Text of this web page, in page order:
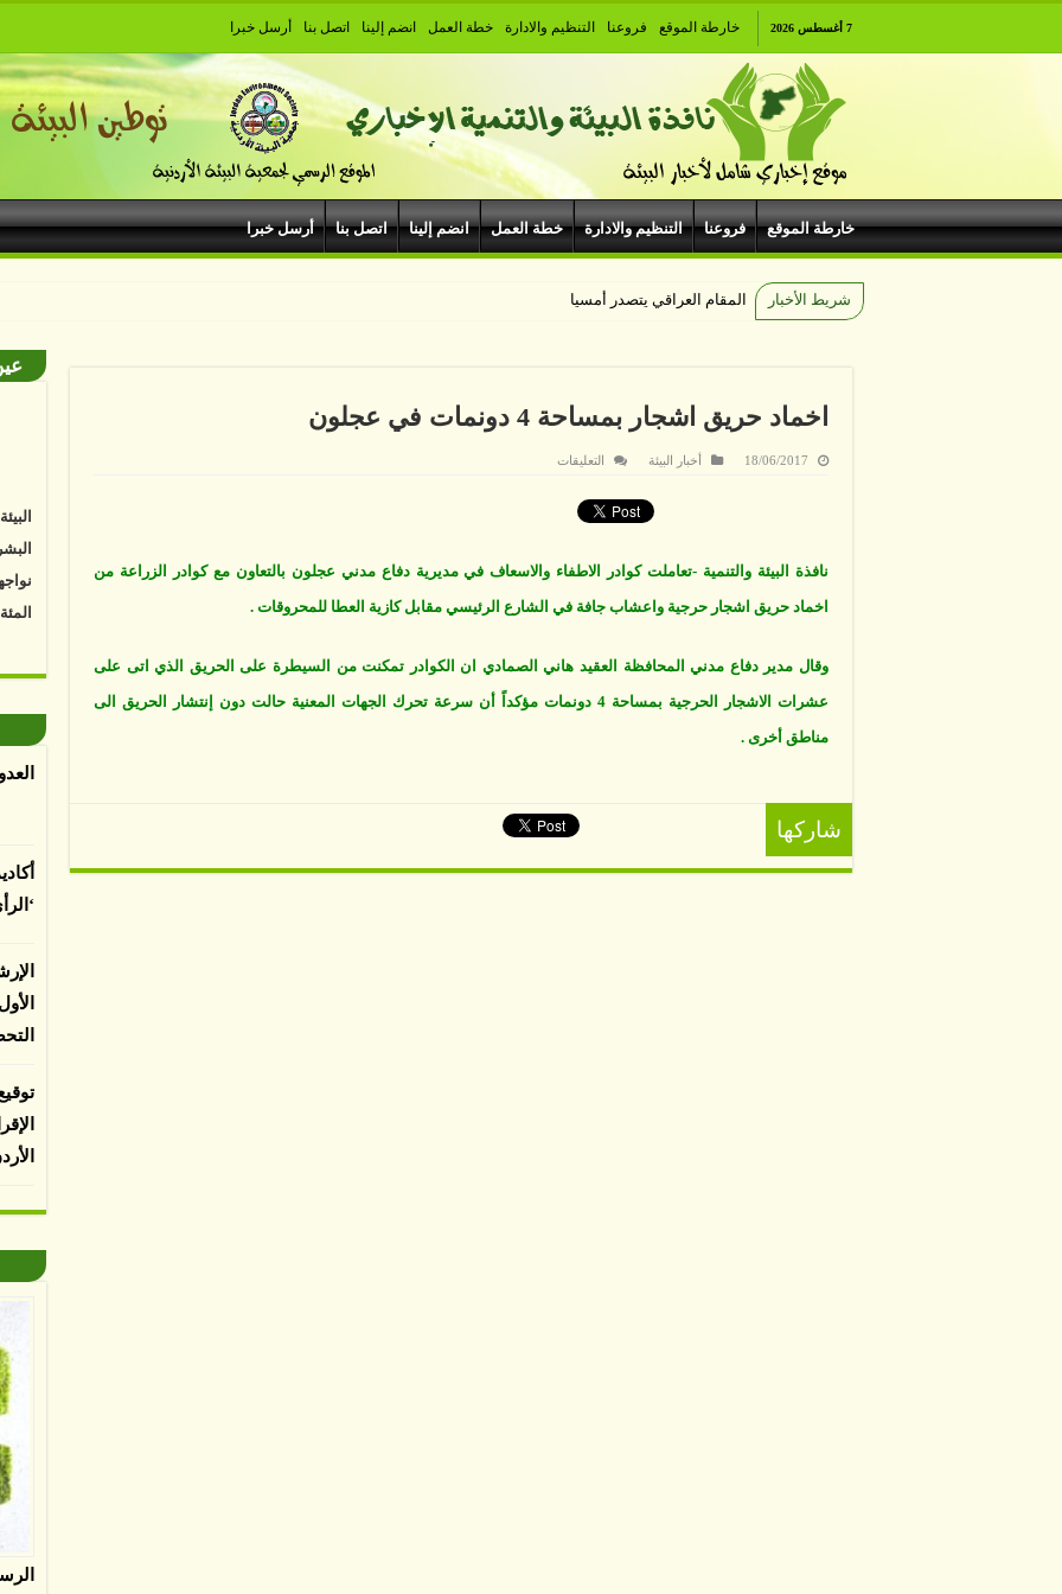
7 أغسطس 2026 خارطة الموقع فروعنا التنظيم والادارة خطة العمل انضم إلينا اتصل بنا أرسل خبرا
خارطة الموقع فروعنا التنظيم والادارة خطة العمل انضم إلينا اتصل بنا أرسل خبرا
شريط الأخبار المقام العراقي يتصدر أمسيات الهيبودروم
اخماد حريق اشجار بمساحة 4 دونمات في عجلون
18/06/2017 أخبار البيئة التعليقات
في
عجلون
مغلقة
نافذة البيئة والتنمية -تعاملت كوادر الاطفاء والاسعاف في مديرية دفاع مدني عجلون بالتعاون مع كوادر الزراعة من
اخماد حريق اشجار حرجية واعشاب جافة في الشارع الرئيسي مقابل كازية العطا للمحروقات .
وقال مدير دفاع مدني المحافظة العقيد هاني الصمادي ان الكوادر تمكنت من السيطرة على الحريق الذي اتى على
عشرات الاشجار الحرجية بمساحة 4 دونمات مؤكداً أن سرعة تحرك الجهات المعنية حالت دون إنتشار الحريق الى
مناطق أخرى .
شاركها